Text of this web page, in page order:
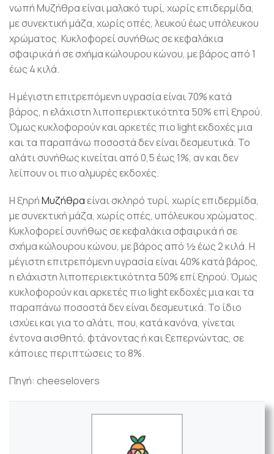
νωπή Μυζήθρα είναι μαλακό τυρί, χωρίς επιδερμίδα,
με συνεκτική μάζα, χωρίς οπές, λευκού έως υπόλευκου
χρώματος. Κυκλοφορεί συνήθως σε κεφαλάκια
σφαιρικά ή σε σχήμα κώλουρου κώνου, με βάρος από 1
έως 4 κιλά.
Η μέγιστη επιτρεπόμενη υγρασία είναι 70% κατά
βάρος, η ελάχιστη λιποπεριεκτικότητα 50% επί ξηρού.
Όμως κυκλοφορούν και αρκετές πιο light εκδοχές μια
και τα παραπάνω ποσοστά δεν είναι δεσμευτικά. Το
αλάτι συνήθως κινείται από 0,5 έως 1%, αν και δεν
λείπουν οι πιο αλμυρές εκδοχές.
Η ξηρήΜυζήθραείναι σκληρό τυρί, χωρίς επιδερμίδα,
με συνεκτική μάζα, χωρίς οπές, υπόλευκου χρώματος.
Κυκλοφορεί συνήθως σε κεφαλάκια σφαιρικά ή σε
σχήμα κώλουρου κώνου, με βάρος από ½ έως 2 κιλά. Η
μέγιστη επιτρεπόμενη υγρασία είναι 40% κατά βάρος,
η ελάχιστη λιποπεριεκτικότητα 50% επί ξηρού. Όμως
κυκλοφορούν και αρκετές πιο light εκδοχές μια και τα
παραπάνω ποσοστά δεν είναι δεσμευτικά. Το ίδιο
ισχύει και για το αλάτι, που, κατά κανόνα, γίνεται
έντονα αισθητό, φτάνοντας ή και ξεπερνώντας, σε
κάποιες περιπτώσεις το 8%.
Πηγή: cheeselovers